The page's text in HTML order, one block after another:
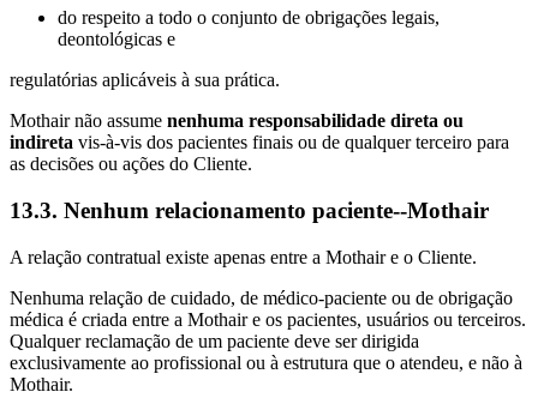
do respeito a todo o conjunto de obrigações legais,
deontológicas e
regulatórias aplicáveis à sua prática.
Mothair não assume nenhuma responsabilidade direta ou
indireta vis‑à‑vis dos pacientes finais ou de qualquer terceiro para
as decisões ou ações do Cliente.
13.3. Nenhum relacionamento paciente--Mothair
A relação contratual existe apenas entre a Mothair e o Cliente.
Nenhuma relação de cuidado, de médico‑paciente ou de obrigação
médica é criada entre a Mothair e os pacientes, usuários ou terceiros.
Qualquer reclamação de um paciente deve ser dirigida
exclusivamente ao profissional ou à estrutura que o atendeu, e não à
Mothair.